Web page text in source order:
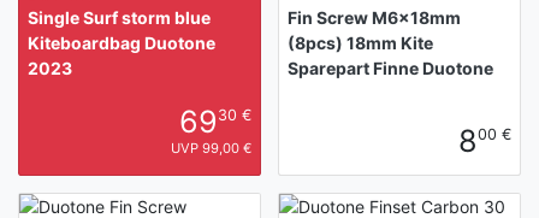
Single Surf storm blue
Kiteboardbag Duotone
2023
69 30 €
UVP 99,00 €
Fin Screw M6x18mm
(8pcs) 18mm Kite
Sparepart Finne Duotone
800 €